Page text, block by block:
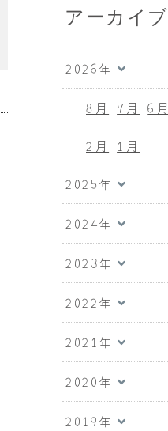
アーカイブ
2026年
8月 7月 6月
2月
1月
2025年
2024年
2023年
2022年
2021年
2020年
2019年